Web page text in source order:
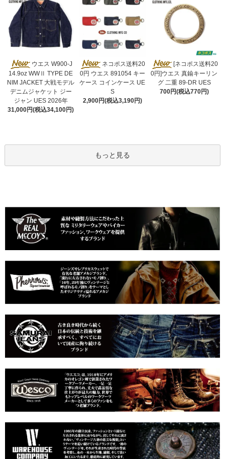
ウエス W900-J
14.9oz WWⅡ TYPE DE
NIM JACKET 大戦モデル
デニムジャケット ジー
ジャン UES 2026年
31,000円(税込34,100円)
ネコポス送料20
0円 ウエス 891054 キー
ケース コインケース UE
S
2,900円(税込3,190円)
[ネコポス送料20
0円]ウエス 真鍮キーリン
グ 二重 89-DR UES
700円(税込770円)
もっと見る